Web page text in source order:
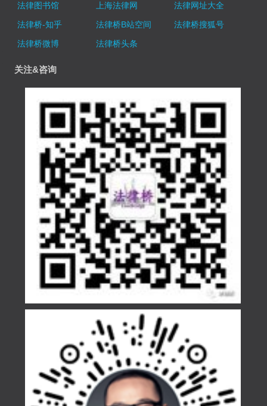
法律图书馆 上海法律网
法律网址大全
法律桥-知乎
法律桥B站空间
法律桥搜狐号
法律桥微博
法律桥头条
关注&咨询